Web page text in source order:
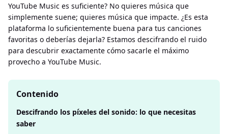
YouTube Music es suficiente? No quieres música que
simplemente suene; quieres música que impacte. ¿Es esta
plataforma lo suficientemente buena para tus canciones
favoritas o deberías dejarla? Estamos descifrando el ruido
para descubrir exactamente cómo sacarle el máximo
provecho a YouTube Music.
Contenido
Descifrando los píxeles del sonido: lo que necesitas
saber